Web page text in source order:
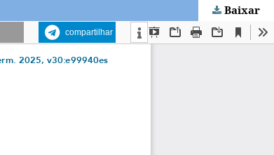
Baixar
compartilhar